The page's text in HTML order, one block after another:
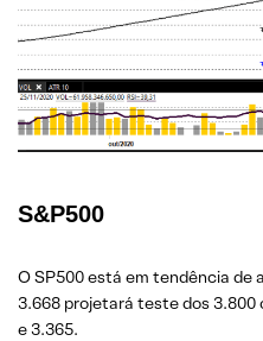
S&P500
O SP500 está em tendência de
3.668 projetará teste dos 3.800
e 3.365.